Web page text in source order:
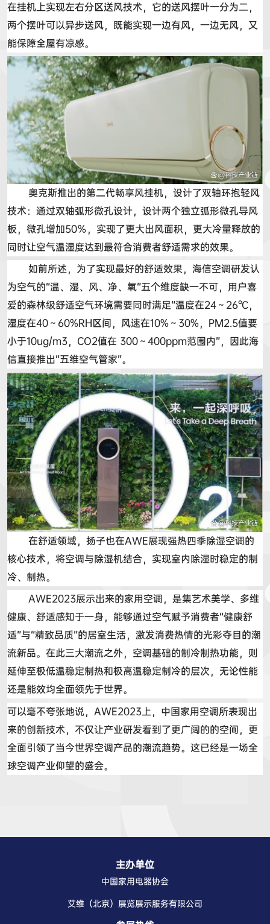
在挂机上实现左右分区送风技术，它的送风摆叶一分为二，
两个摆叶可以异步送风，既能实现一边有风，一边无风，又
能保障全屋有凉感。
奥克斯推出的第二代畅享风挂机，设计了双轴环抱轻风
技术：通过双轴弧形微孔设计，设计两个独立弧形微孔导风
板，微孔增加50％，实现了更大出风面积，更大冷量释放的
同时让空气温湿度达到最符合消费者舒适需求的效果。
如前所述，为了实现最好的舒适效果，海信空调研发认
为空气的“温、湿、风、净、氧”五个维度缺一不可，用户喜
爱的森林级舒适空气环境需要同时满足“温度在24～ 26℃，
湿度在40～ 60%RH区间，风速在10%～ 30%， PM2.5值要
小于10ug/m3， CO2值在 300～400ppm范围内”，因此海
信直接推出“五维空气管家”。
在舒适领域，扬子也在AWE展现强热四季除湿空调的
核心技术，将空调与除湿机结合，实现室内除湿时稳定的制
冷、制热。
AWE2023展示出来的家用空调，是集艺术美学、多维
健康、舒适感知于一身，能够通过空气赋予消费者“健康舒
适”与“精致品质”的居室生活，激发消费热情的光彩夺目的潮
流新品。在此三大潮流之外，空调基础的制冷制热功能，则
延伸至极低温稳定制热和极高温稳定制冷的层次，无论性能
还是能效均全面领先于世界。
可以毫不夸张地说， AWE2023上，中国家用空调所表现出
来的创新技术，不仅让产业研发看到了更广阔的的空间，更
全面引领了当今世界空调产品的潮流趋势。这已经是一场全
球空调产业仰望的盛会。
主办单位
中国家用电器协会
艾维（北京）展览展示服务有限公司